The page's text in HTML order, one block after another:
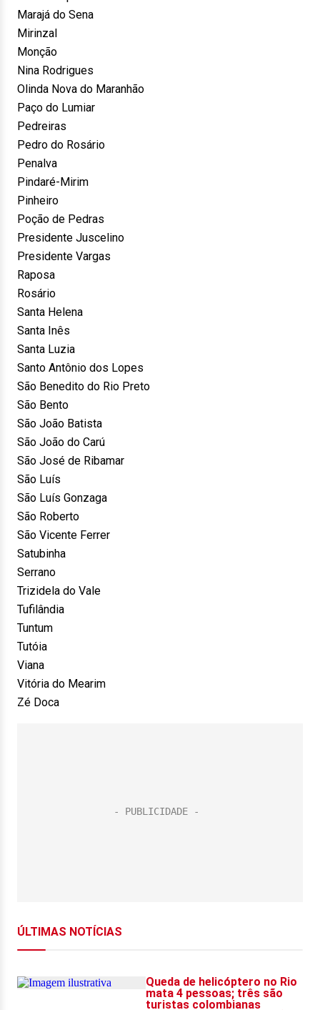
Marajá do Sena
Mirinzal
Monção
Nina Rodrigues
Olinda Nova do Maranhão
Paço do Lumiar
Pedreiras
Pedro do Rosário
Penalva
Pindaré-Mirim
Pinheiro
Poção de Pedras
Presidente Juscelino
Presidente Vargas
Raposa
Rosário
Santa Helena
Santa Inês
Santa Luzia
Santo Antônio dos Lopes
São Benedito do Rio Preto
São Bento
São João Batista
São João do Carú
São José de Ribamar
São Luís
São Luís Gonzaga
São Roberto
São Vicente Ferrer
Satubinha
Serrano
Trizidela do Vale
Tufilândia
Tuntum
Tutóia
Viana
Vitória do Mearim
Zé Doca